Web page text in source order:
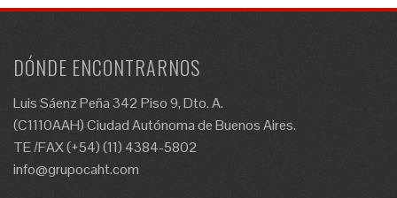
DÓNDE ENCONTRARNOS
Luis Sáenz Peña 342 Piso 9, Dto. A.
(C1110AAH) Ciudad Autónoma de Buenos Aires.
TE /FAX (+54) (11) 4384-5802
info@grupocaht.com